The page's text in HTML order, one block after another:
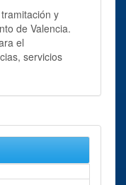
y
de Valencia.
el
servicios